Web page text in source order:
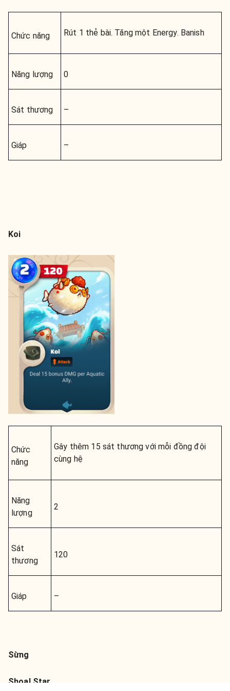
Chức năng Rút 1 thẻ bài. Tăng một Energy. Banish
Năng lượng 0
Sát thương –
Giáp –
Koi
Chức
năng
Gây thêm 15 sát thương với mỗi đồng đội
cùng hệ
Năng
lượng
2
Sát
thương
120
Giáp –
Sừng
Shoal Star